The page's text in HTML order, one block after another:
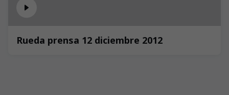
Rueda prensa 12 diciembre 2012